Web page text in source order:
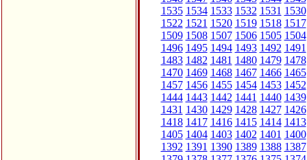
1535 1534 1533 1532 1531 1530
1522 1521 1520 1519 1518 1517
1509 1508 1507 1506 1505 1504
1496 1495 1494 1493 1492 1491
1483 1482 1481 1480 1479 1478
1470 1469 1468 1467 1466 1465
1457 1456 1455 1454 1453 1452
1444 1443 1442 1441 1440 1439
1431 1430 1429 1428 1427 1426
1418 1417 1416 1415 1414 1413
1405 1404 1403 1402 1401 1400
1392 1391 1390 1389 1388 1387